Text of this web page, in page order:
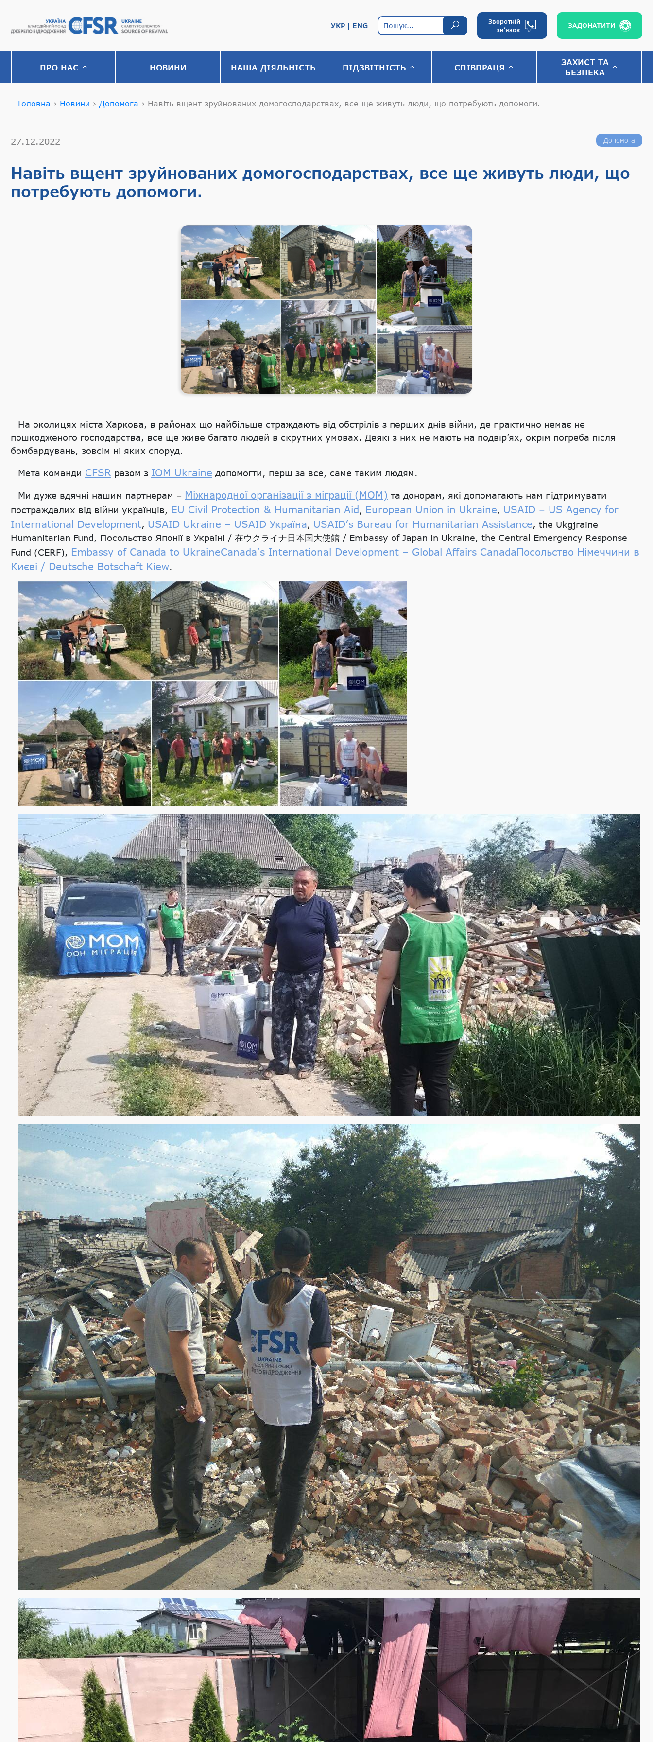
УКР ENG
Зворотній
зв’язок
ЗАДОНАТИТИ
ПРО НАС НОВИНИ НАША ДІЯЛЬНІСТЬ ПІДЗВІТНІСТЬ СПІВПРАЦЯ
ЗАХИСТ ТА
БЕЗПЕКА
Головна › Новини › Допомога › Навіть вщент зруйнованих домогосподарствах, все ще живуть люди, що потребують допомоги.
27.12.2022 Допомога
Навіть вщент зруйнованих домогосподарствах, все ще живуть люди, що
потребують допомоги.
На околицях міста Харкова, в районах що найбільше страждають від обстрілів з перших днів війни, де практично немає не
пошкодженого господарства, все ще живе багато людей в скрутних умовах. Деякі з них не мають на подвір’ях, окрім погреба після
бомбардувань, зовсім ні яких споруд.
Мета команди CFSR разом з IOM Ukraine допомогти, перш за все, саме таким людям.
Ми дуже вдячні нашим партнерам – Міжнародної організації з міграції (МОМ) та донорам, які допомагають нам підтримувати
постраждалих від війни українців, EU Civil Protection & Humanitarian Aid, European Union in Ukraine, USAID – US Agency for
International Development, USAID Ukraine – USAID Україна, USAID’s Bureau for Humanitarian Assistance, the Ukgjraine
Humanitarian Fund, Посольство Японії в Україні / 在ウクライナ日本国大使館 / Embassy of Japan in Ukraine, the Central Emergency Response
Fund (CERF), Embassy of Canada to UkraineCanada’s International Development – Global Affairs CanadaПосольство Німеччини в
Києві / Deutsche Botschaft Kiew.